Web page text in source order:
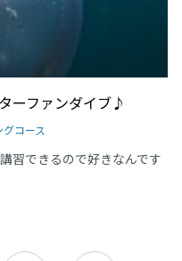
ーファンダイブ♪
コース
習できるので好きなんです